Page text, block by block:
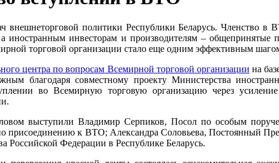
политики Республики Беларусь. Членство в
иностранным инвесторам и производителям – общепринятые
торговой организации стало еще одним эффективным
центра по вопросам Всемирной торговой организации на
благодаря совместному проекту Министерства
во Всемирную торговую организацию через
выступили Владимир Серпиков, Посол по особым
присоединению к ВТО; Александра Соловьева, Постоянный
Российской Федерации в Республике Беларусь.